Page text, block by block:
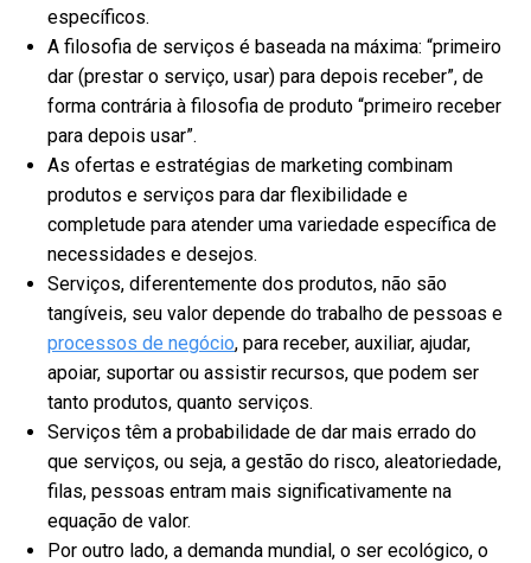
específicos.
A filosofia de serviços é baseada na máxima: “primeiro
dar (prestar o serviço, usar) para depois receber”, de
forma contrária à filosofia de produto “primeiro receber
para depois usar”.
As ofertas e estratégias de marketing combinam
produtos e serviços para dar flexibilidade e
completude para atender uma variedade específica de
necessidades e desejos.
Serviços, diferentemente dos produtos, não são
tangíveis, seu valor depende do trabalho de pessoas e
processos de negócio, para receber, auxiliar, ajudar,
apoiar, suportar ou assistir recursos, que podem ser
tanto produtos, quanto serviços.
Serviços têm a probabilidade de dar mais errado do
que serviços, ou seja, a gestão do risco, aleatoriedade,
filas, pessoas entram mais significativamente na
equação de valor.
Por outro lado, a demanda mundial, o ser ecológico, o